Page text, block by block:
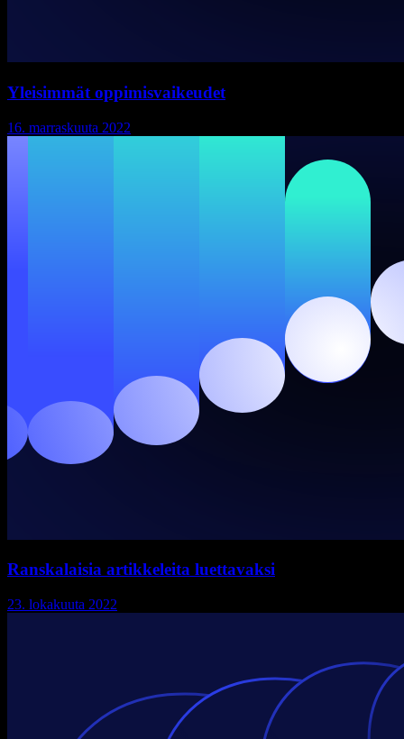
Yleisimmät oppimisvaikeudet
16. marraskuuta 2022
Ranskalaisia artikkeleita luettavaksi
23. lokakuuta 2022